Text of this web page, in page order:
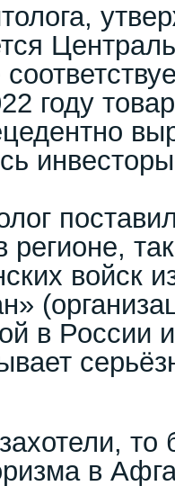
году
войск
в России
то
в